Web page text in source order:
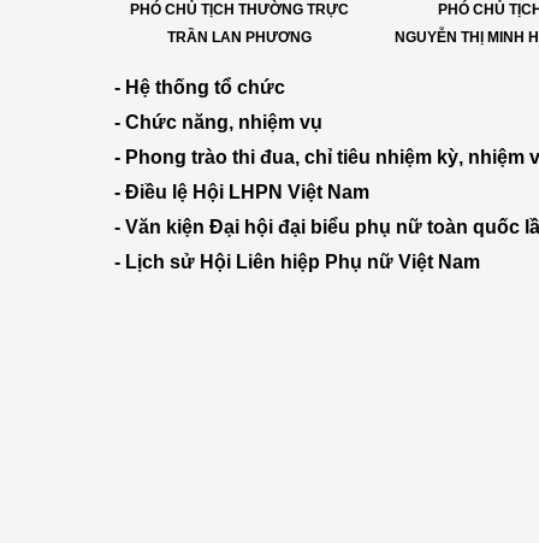
PHÓ CHỦ TỊCH THƯỜNG TRỰC
TRẦN LAN PHƯƠNG
PHÓ CHỦ
NGUYỄN THỊ MINH
- Hệ thống tổ chức
- Chức năng, nhiệm vụ
- Phong trào thi đua, chỉ tiêu nhiệm kỳ, nhiệm
- Điều lệ Hội LHPN Việt Nam
- Văn kiện Đại hội đại biểu phụ nữ toàn quốc
- Lịch sử Hội Liên hiệp Phụ nữ Việt Nam